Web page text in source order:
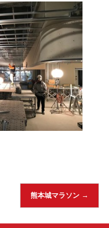
熊本城マラソン →